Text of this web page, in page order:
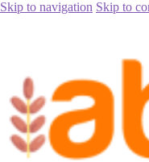
Skip to navigation Skip to
Jual
Tanpa Biji Gunung Kidul
Posted onSeptember 25,
Jual Kurma
Kidul Hub.